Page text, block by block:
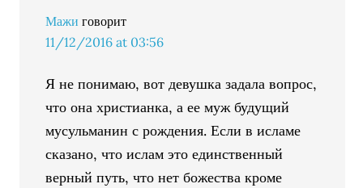
Мажи говорит
11/12/2016 at 03:56
Я не понимаю, вот девушка задала вопрос,
что она христианка, а ее муж будущий
мусульманин с рождения. Если в исламе
сказано, что ислам это единственный
верный путь, что нет божества кроме